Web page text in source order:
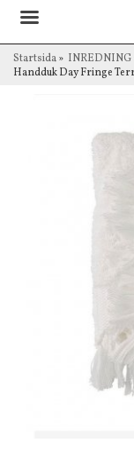
Startsida» INREDNING
Handduk Day Fringe